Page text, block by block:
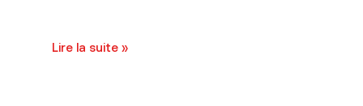
Lire la suite »